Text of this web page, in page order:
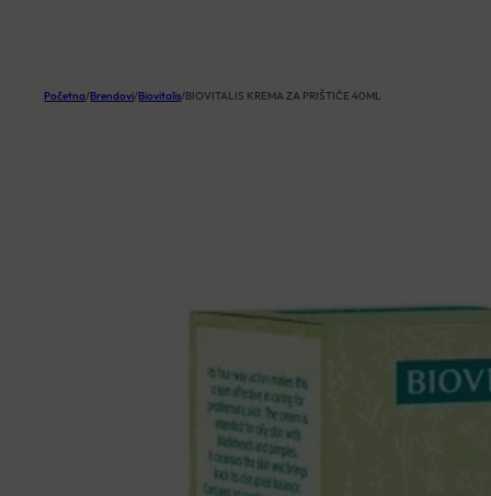
Početna/Brendovi/Biovitalis/BIOVITALIS KREMA ZA PRIŠTIĆE 40ML